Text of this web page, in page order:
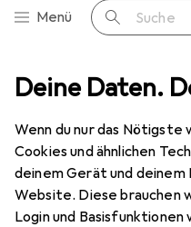
Deine Daten.
Wenn du nur das
Cookies und ähnlichen
deinem Gerät und
Website. Diese brauchen
Login und Basisfunktionen
Navigation nach Kategorien
Menü Suche
2er-Set Trinkflasche,
0.54 l